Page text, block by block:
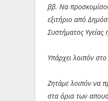
ββ. Να
εξιτήριο από
Συστήματος Υγείας
Υπάρχει λοιπόν
Ζητάμε λοιπόν να
στα όρια των